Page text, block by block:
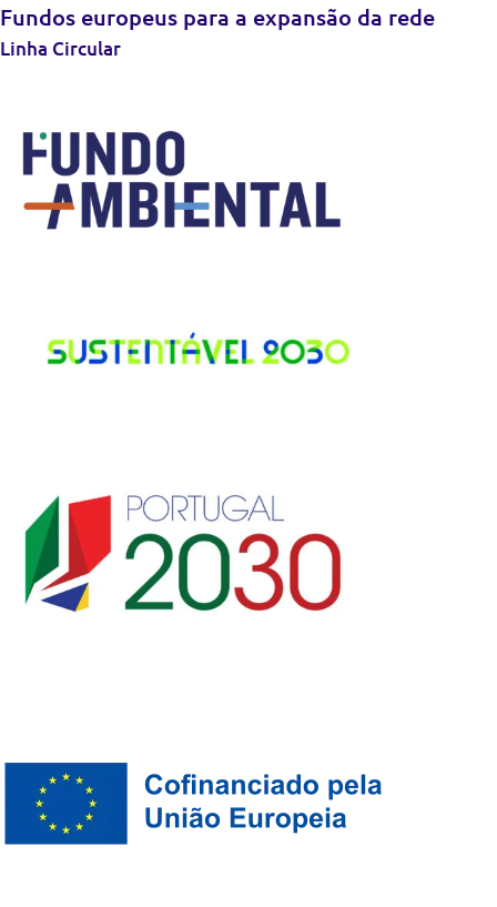
Fundos europeus para a expansão da rede
Linha Circular